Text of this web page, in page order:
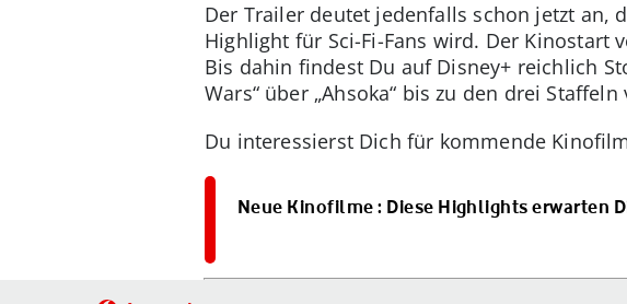
Der Trailer deutet jedenfalls schon jetzt an,
Highlight für Sci-Fi-Fans wird. Der Kinostart
Bis dahin findest Du auf Disney+ reichlich
Wars“ über „Ahsoka“ bis zu den drei
Du interessierst Dich für kommende
Neue Kinofilme : Diese Highlights erwarten